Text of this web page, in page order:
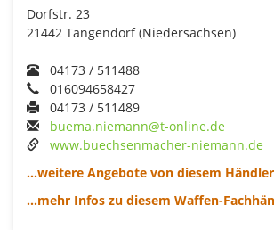
Dorfstr. 23
21442 Tangendorf (Niedersachsen)
04173 / 511488
016094658427
04173 / 511489
buema.niemann@t-online.de
www.buechsenmacher-niemann.de
...weitere Angebote von diesem
...mehr Infos zu diesem Waffen-